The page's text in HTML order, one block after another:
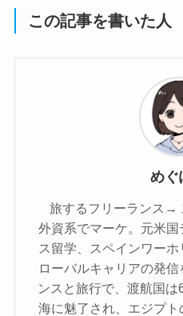
この記事を書いた人
めぐ
旅するフリーランス→
外資系でマーケ。元米国
ス留学、スペインワー
ローバルキャリアの発
ンスと旅行で、渡航国
海に魅了され、エジプ